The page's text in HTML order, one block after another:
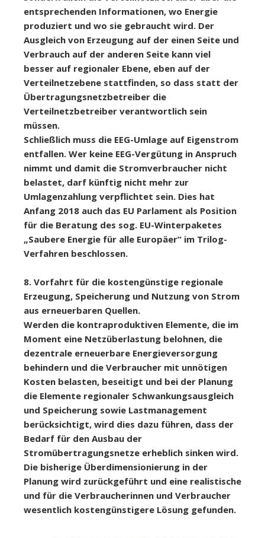
entsprechenden Informationen, wo Energie
produziert und wo sie gebraucht wird. Der
Ausgleich von Erzeugung auf der einen Seite und
Verbrauch auf der anderen Seite kann viel
besser auf regionaler Ebene, eben auf der
Verteilnetzebene stattfinden, so dass statt der
Übertragungsnetzbetreiber die
Verteilnetzbetreiber verantwortlich sein
müssen.
Schließlich muss die EEG-Umlage auf Eigenstrom
entfallen. Wer keine EEG-Vergütung in Anspruch
nimmt und damit die Stromverbraucher nicht
belastet, darf künftig nicht mehr zur
Umlagenzahlung verpflichtet sein. Dies hat
Anfang 2018 auch das EU Parlament als Position
für die Beratung des sog. EU-Winterpaketes
„Saubere Energie für alle Europäer“ im Trilog-
Verfahren beschlossen.
8. Vorfahrt für die kostengünstige regionale
Erzeugung, Speicherung und Nutzung von Strom
aus erneuerbaren Quellen.
Werden die kontraproduktiven Elemente, die im
Moment eine Netzüberlastung belohnen, die
dezentrale erneuerbare Energieversorgung
behindern und die Verbraucher mit unnötigen
Kosten belasten, beseitigt und bei der Planung
die Elemente regionaler Schwankungsausgleich
und Speicherung sowie Lastmanagement
berücksichtigt, wird dies dazu führen, dass der
Bedarf für den Ausbau der
Stromübertragungsnetze erheblich sinken wird.
Die bisherige Überdimensionierung in der
Planung wird zurückgeführt und eine realistische
und für die Verbraucherinnen und Verbraucher
wesentlich kostengünstigere Lösung gefunden.